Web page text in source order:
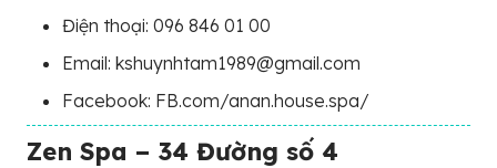
Điện thoại: 096 846 01 00
Email: kshuynhtam1989@gmail.com
Facebook: FB.com/anan.house.spa/
Zen Spa – 34 Đường số 4